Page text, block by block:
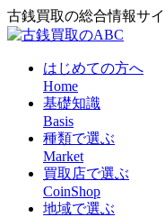
古銭買取の総合情報サイ
はじめての方へ
Home
基礎知識
Basis
種類で選ぶ
Market
買取店で選ぶ
CoinShop
地域で選ぶ